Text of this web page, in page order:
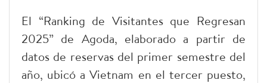
El “Ranking de Visitantes que Regresan
2025” de Agoda, elaborado a partir de
datos de reservas del primer semestre del
año, ubicó a Vietnam en el tercer puesto,